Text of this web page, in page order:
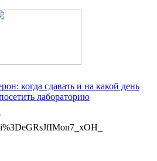
когда сдавать и на какой день
лабораторию